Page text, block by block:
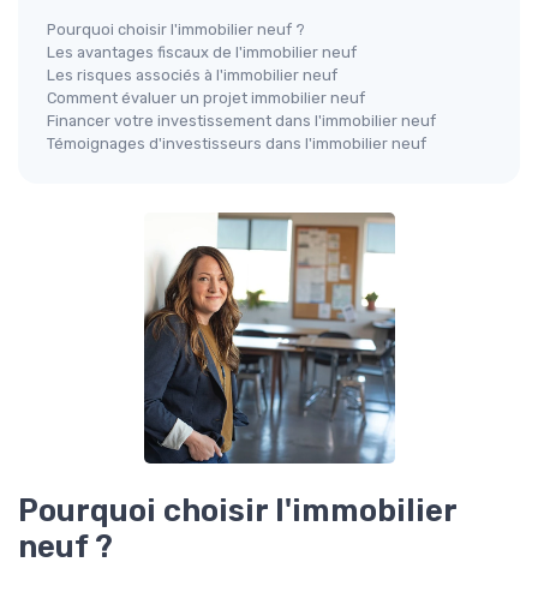
Pourquoi choisir l'immobilier neuf ?
Les avantages fiscaux de l'immobilier neuf
Les risques associés à l'immobilier neuf
Comment évaluer un projet immobilier neuf
Financer votre investissement dans l'immobilier neuf
Témoignages d'investisseurs dans l'immobilier neuf
Pourquoi choisir l'immobilier
neuf ?